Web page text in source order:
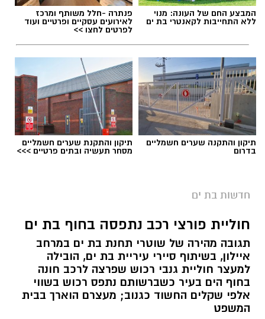
המבצע החם של העונה: מנוי
ללא התחייבות לקאנטרי בת ים
פנתרה -חלל משותף ומרכז
לאירועים עסקיים ופרטיים ועוד
לפרטים לחצו >>
תיקון והתקנה שערים חשמליים
בדרום
תיקון והתקנת שערים חשמליים
מסחר תעשיה ובתים פרטיים >>>
חדשות בת ים
חוליית פורצי רכב נתפסה בחוף בת ים
תגובה מהירה של שוטרי תחנת בת ים במרחב
איילון, בשיתוף סיירי עיריית בת ים, הובילה
למעצר חוליית גנבי רכוש שפרצה לרכב חונה
בחוף הים בעיר כשברשותם נתפס רכוש בשווי
אלפי שקלים החשוד כגנוב; מעצרם הוארך בבית
המשפט